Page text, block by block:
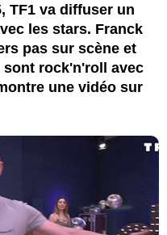
TF1 va diffuser un
les stars. Franck
pas sur scène et
rock'n'roll avec
une vidéo sur